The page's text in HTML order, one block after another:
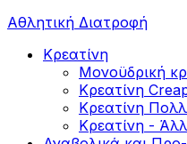
Αθλητική Διατροφή
Κρεατίνη
Μονοϋδρική
Κρεατίνη
Κρεατίνη
Κρεατίνη -